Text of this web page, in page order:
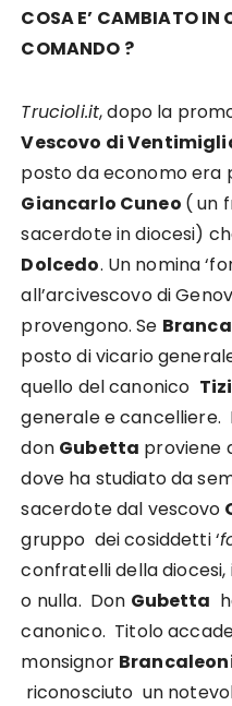
COSA E’ CAMBIATO IN
COMANDO ?
Trucioli.it, dopo la
Vescovo di
posto da economo
Giancarlo Cuneo ( un
sacerdote in diocesi)
Dolcedo. Un nomina
all’arcivescovo di
provengono. Se
posto di vicario
quello del canonico
generale e cancelliere.
don Gubetta proviene
dove ha studiato da
sacerdote dal vescovo
gruppo dei cosiddetti ‘
confratelli della
o nulla. Don Gubetta
canonico. Titolo
monsignor
riconosciuto un